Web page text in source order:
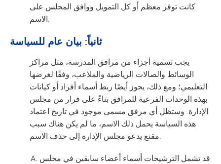
كانت توفر معظم أو كل التمويل ووافق المجلس على
الاسم.
ثانياً: بيان عام للسياسة
يجب تسمية أجزاء من مرافق المدرسة، مثل مراكز
الوسائط والصالات الرياضية والملاعب، وفقًا لغرضها
التعليمي؛ ومع ذلك، يجوز أيضًا ربط أسماء أفراد أو كيانات
بهذه الوحدات الفرعية للمرافق بناءً على قرار من مجلس
الإدارة. وستظل أي مرفق مسمى موجود في تاريخ اعتماد
هذه السياسة يحمل ذلك الاسم، ما لم يكن هناك سبب
مقنع يدعو مجلس الإدارة إلى حذف الاسم.
قد تشمل الترشيحات أسماء أعضاء سابقين في مجلس